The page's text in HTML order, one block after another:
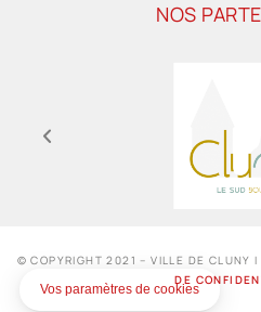
NOS
© COPYRIGHT 2021 – VILLE DE CLUNY
DE